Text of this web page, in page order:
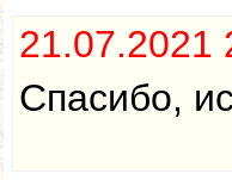
Спасибо,